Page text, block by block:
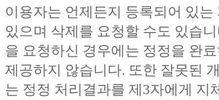
이용자는 언제든지 등록되어 있
있으며 삭제를 요청할 수도 있습
을 요청하신 경우에는 정정을 완
제공하지 않습니다. 또한 잘못된
는 정정 처리결과를 제3자에게 지